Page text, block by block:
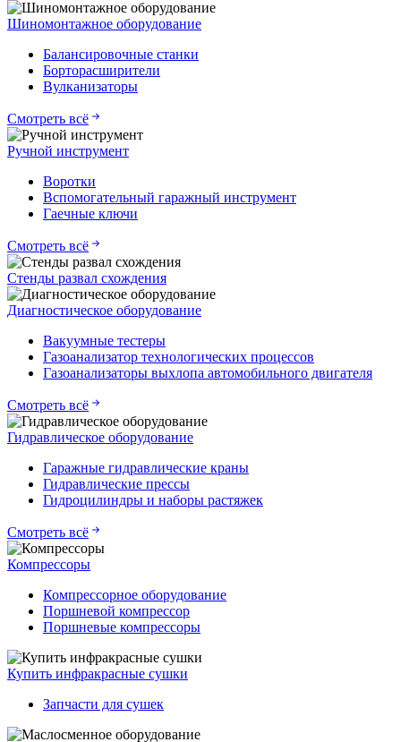
Шиномонтажное оборудование
Балансировочные станки
Борторасширители
Вулканизаторы
Смотреть всё
Ручной инструмент
Воротки
Вспомогательный гаражный инструмент
Гаечные ключи
Смотреть всё
Стенды развал схождения
Диагностическое оборудование
Вакуумные тестеры
Газоанализатор технологических процессов
Газоанализаторы выхлопа автомобильного двигателя
Смотреть всё
Гидравлическое оборудование
Гаражные гидравлические краны
Гидравлические прессы
Гидроцилиндры и наборы растяжек
Смотреть всё
Компрессоры
Компрессорное оборудование
Поршневой компрессор
Поршневые компрессоры
Купить инфракрасные сушки
Запчасти для сушек